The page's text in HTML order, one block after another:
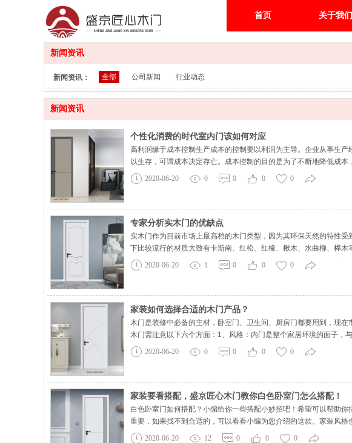
首页 关于我们
新闻资讯
新闻资讯： 全部 公司新闻 行业动态
新闻资讯
个性化消费的时代室内门该如何对应
高利润缘于成本控制生产成本的控制要以利润为主导。企业从事生
以生存，可谓成本决定存亡。成本控制的目的是为了不断地降低成
程，费用发生在每一个环节、每一件事情、每一项活动上，因此，
2020-06-20 0 0 0 0
专家分析实木门的优缺点
实木门作为目前市场上最高档的木门类型，因为其环保天然的特性
下比较流行的材质大致有卡斯南、红松、红橡、楸木、水曲柳、榉
做门芯，经过脱脂烘干处理，然后经下料、刨光、开榫、打眼、高
2020-06-20 1 0 0 0
家装如何选择合适的木门产品？
木门是装修中必备的主材，卧室门、卫生间、厨房门都要用到，现
木门需注意以下六个方面：1、风格：内门是整个家居环境的面子，
洞力学板的综合能力最佳;3、门板与门套：有消费者认为越厚越好
2020-06-20 0 0 0 0
家装要看搭配，盛京匠心木门教你白色卧室门怎么搭配！
白色卧室门如何搭配？小编给你一些搭配小妙招吧！希望可以帮助
重要，如果找不到合适的，可以看看小编为您介绍的这款。家装风
较持久，又百搭又不易犯错，小编从这个风格出发，为大家分享一
2020-06-20 12 0 0 0